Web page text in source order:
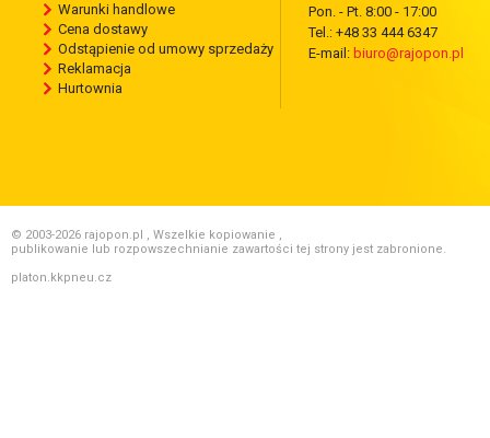
Warunki handlowe
Cena dostawy
Odstąpienie od umowy sprzedaży
Reklamacja
Hurtownia
Pon. - Pt. 8:00 - 17:00
Tel.: +48 33 444 6347
E-mail: biuro@rajopon.pl
© 2003-2026 rajopon.pl , Wszelkie kopiowanie ,
publikowanie lub rozpowszechnianie zawartości tej strony jest zabronione.
platon.kkpneu.cz